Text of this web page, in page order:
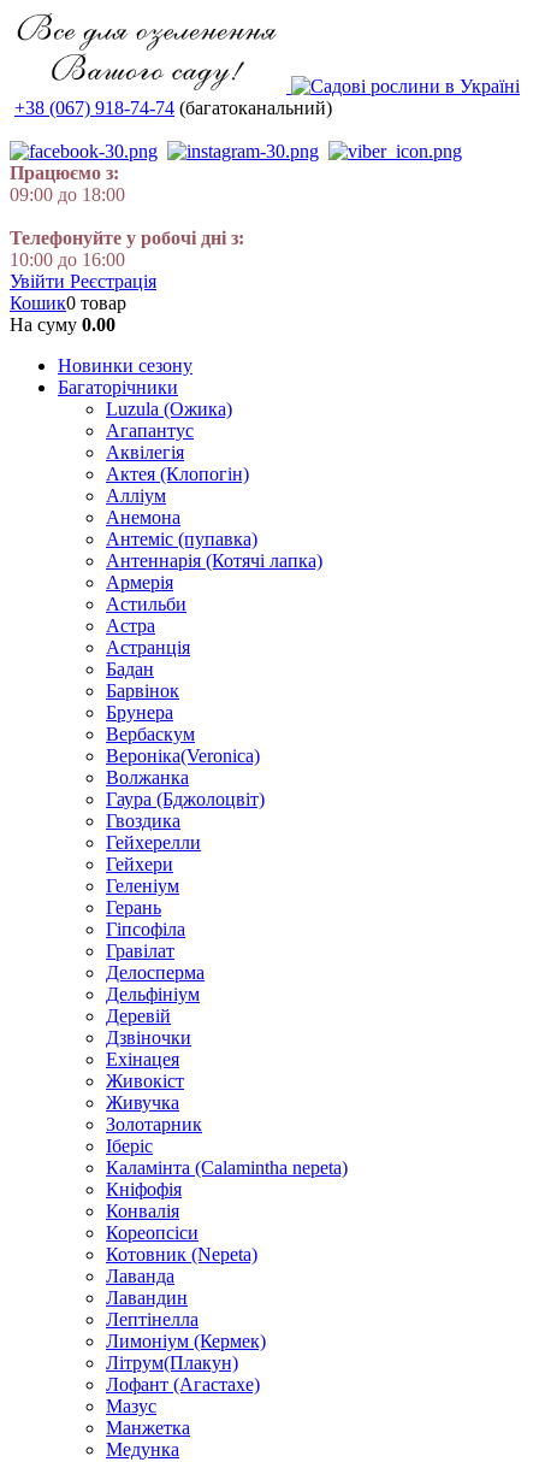
+38 (067) 918-74-74 (багатоканальний)
Працюємо з:
09:00 до 18:00
Телефонуйте у робочі дні з:
10:00 до 16:00
Увійти Реєстрація
Кошик0 товар
На суму 0.00
Новинки сезону
Багаторічники
Luzula (Ожика)
Агапантус
Аквілегія
Актея (Клопогін)
Алліум
Анемона
Антеміс (пупавка)
Антеннарія (Котячі лапка)
Армерія
Астильби
Астра
Астранція
Бадан
Барвінок
Брунера
Вербаскум
Вероніка(Veronica)
Волжанка
Гаура (Бджолоцвіт)
Гвоздика
Гейхерелли
Гейхери
Геленіум
Герань
Гіпсофіла
Гравілат
Делосперма
Дельфініум
Деревій
Дзвіночки
Ехінацея
Живокіст
Живучка
Золотарник
Іберіс
Каламінта (Calamintha nepeta)
Кніфофія
Конвалія
Кореопсіси
Котовник (Nepeta)
Лаванда
Лавандин
Лептінелла
Лимоніум (Кермек)
Літрум(Плакун)
Лофант (Агастахе)
Мазус
Манжетка
Медунка